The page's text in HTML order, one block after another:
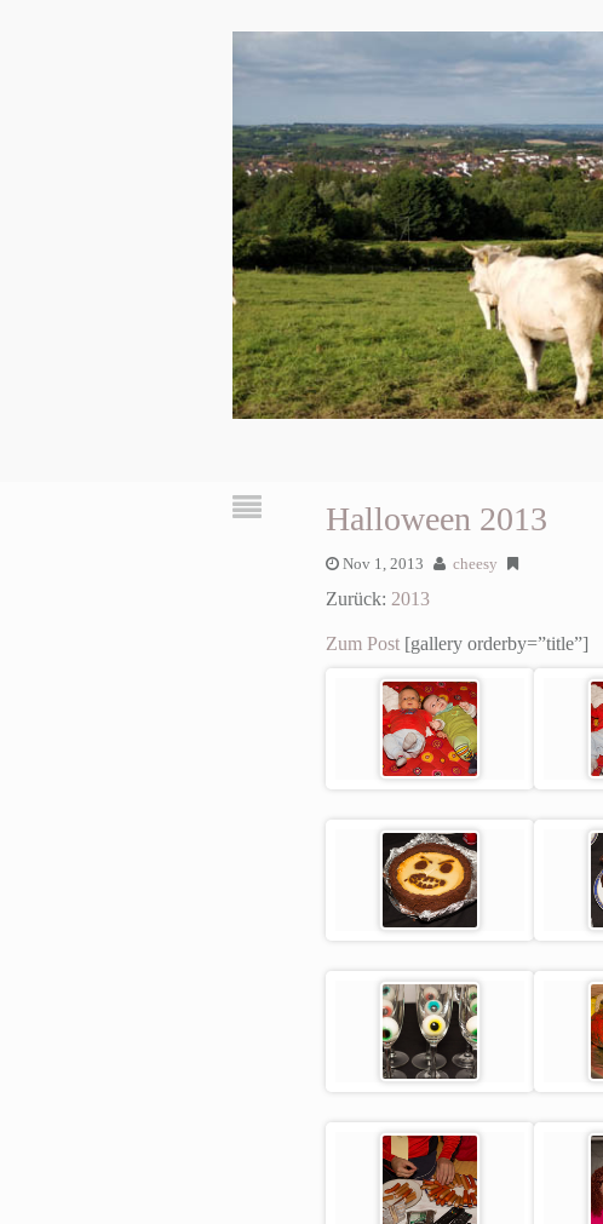
Halloween 2013
Nov 1, 2013 cheesy
Zurück: 2013
Zum Post[gallery orderby=”title”]